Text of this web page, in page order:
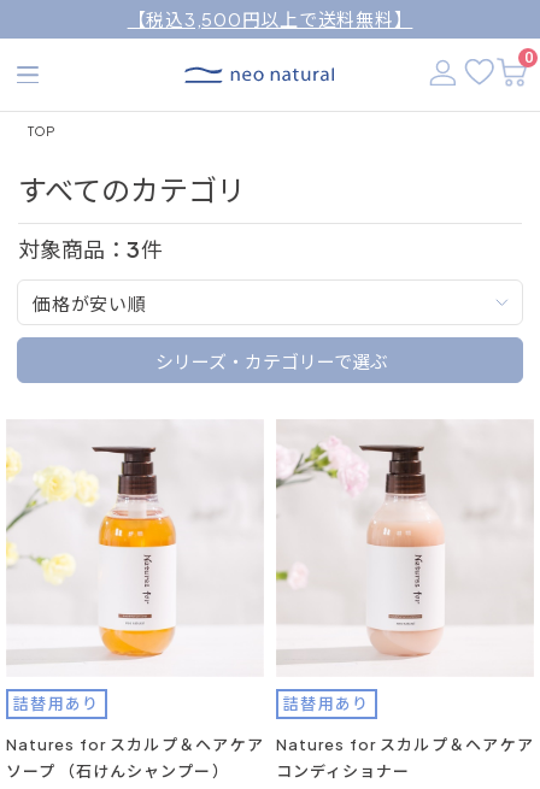
【税込3,500円以上で送料無料】
0
TOP
すべてのカテゴリ
対象商品： 3件
価格が安い順
シリーズ・カテゴリーで選ぶ
詰替用あり
Natures for スカルプ＆ヘアケア
ソープ （石けんシャンプー）
詰替用あり
Natures for スカルプ＆ヘアケア
コンディショナー